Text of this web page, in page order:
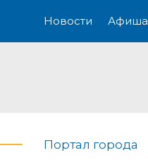
Новости Афиша
Портал города